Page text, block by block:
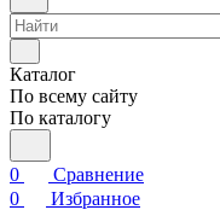
Каталог
По всему сайту
По каталогу
0
Сравнение
0
Избранное